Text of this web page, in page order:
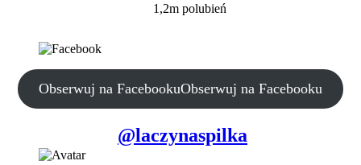
1,2m polubień
Obserwuj na FacebookuObserwuj na Facebooku
@laczynaspilka